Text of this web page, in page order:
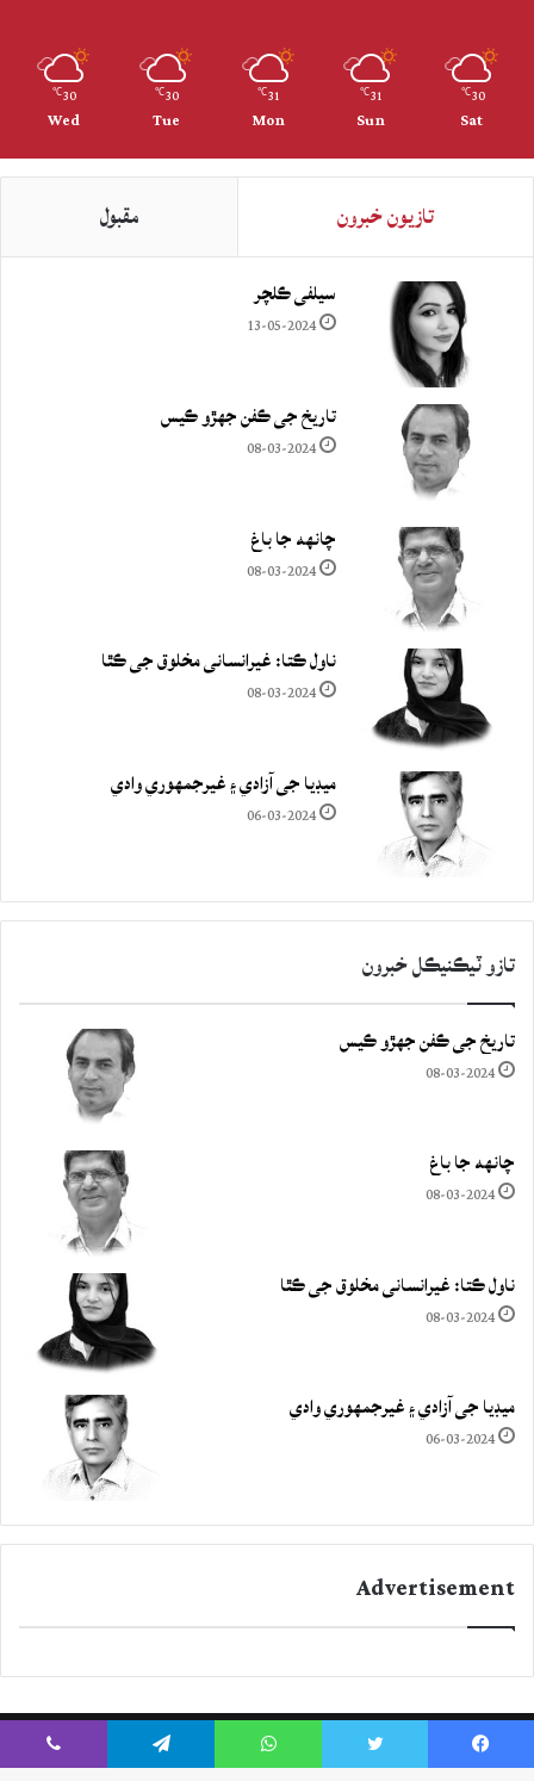
30
℃
Sat
31
℃
Sun
31
℃
Mon
30
℃
Tue
30
℃
Wed
تازيون خبرون مقبول
سيلفي ڪلچر
13-05-2024
تاريخ جي ڪفن جھڙو ڪيس
08-03-2024
چانهه جا باغ
08-03-2024
ناول ڪتا: غيرانساني مخلوق جي ڪٿا
08-03-2024
ميڊيا جي آزادي ۽ غيرجمھوري وادي
06-03-2024
تازو ٽيڪنيڪل خبرون
تاريخ جي ڪفن جھڙو ڪيس
08-03-2024
چانهه جا باغ
08-03-2024
ناول ڪتا: غيرانساني مخلوق جي ڪٿا
08-03-2024
ميڊيا جي آزادي ۽ غيرجمھوري وادي
06-03-2024
Advertisement
Facebook
Twitter
WhatsApp
Telegram
Viber